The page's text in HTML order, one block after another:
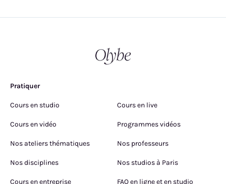
Pratiquer
Cours en studio Cours en live
Cours en vidéo Programmes vidéos
Nos ateliers thématiques Nos professeurs
Nos disciplines Nos studios à Paris
Cours en entreprise FAQ en ligne et en studio